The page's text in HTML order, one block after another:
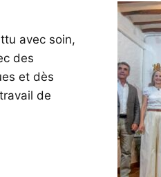
avec soin,
des
et dès
de